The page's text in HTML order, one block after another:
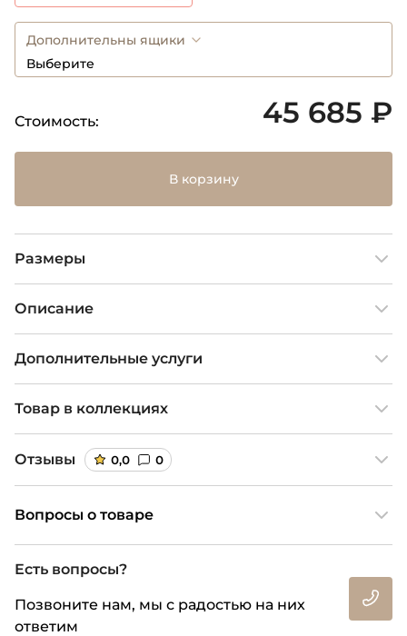
Дополнительны ящики
Выберите
Стоимость: 45 685 ₽
В корзину
Размеры
Описание
Дополнительные услуги
Товар в коллекциях
Отзывы 0,0 0
Вопросы о товаре
Есть вопросы?
Позвоните нам, мы с радостью на них
ответим